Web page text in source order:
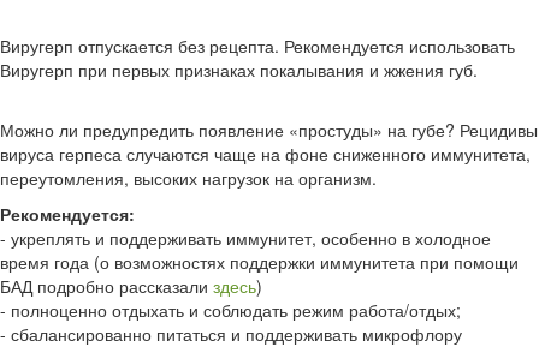
Виругерп отпускается без рецепта. Рекомендуется использовать
Виругерп при первых признаках покалывания и жжения губ.
Можно ли предупредить появление «простуды» на губе? Рецидивы
вируса герпеса случаются чаще на фоне сниженного иммунитета,
переутомления, высоких нагрузок на организм.
Рекомендуется:
- укреплять и поддерживать иммунитет, особенно в холодное
время года (о возможностях поддержки иммунитета при помощи
БАД подробно рассказали здесь)
- полноценно отдыхать и соблюдать режим работа/отдых;
- сбалансированно питаться и поддерживать микрофлору